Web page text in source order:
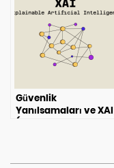
Güvenlik
Yanılsamaları ve XAI
(Açıklanabilir Yapay
Gerekliliği